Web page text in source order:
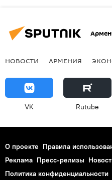
НОВОСТИ АРМЕНИЯ
VK Rutube
О проекте Правила
Реклама Пресс-релизы
Политика конфиденциальности